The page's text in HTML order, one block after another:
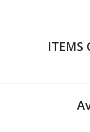
ITEMS